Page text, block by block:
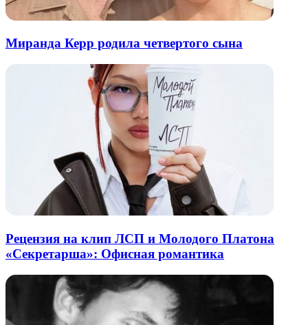
Миранда Керр родила четвертого сына
Рецензия на клип ЛСП и Молодого Платона
«Секретарша»: Офисная романтика